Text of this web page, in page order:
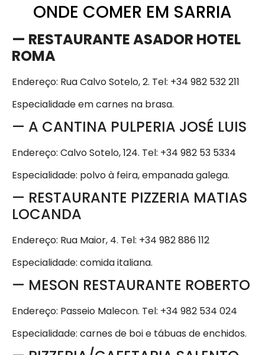
ONDE COMER EM SARRIA
— RESTAURANTE ASADOR HOTEL
ROMA
Endereço: Rua Calvo Sotelo, 2. Tel: +34 982 532 211
Especialidade em carnes na brasa.
— A CANTINA PULPERIA JOSÉ LUIS
Endereço: Calvo Sotelo, 124. Tel: +34 982 53 5334
Especialidade: polvo à feira, empanada galega.
— RESTAURANTE PIZZERIA MATIAS
LOCANDA
Endereço: Rua Maior, 4. Tel: +34 982 886 112
Especialidade: comida italiana.
— MESON RESTAURANTE ROBERTO
Endereço: Passeio Malecon. Tel: +34 982 534 024
Especialidade: carnes de boi e tábuas de enchidos.